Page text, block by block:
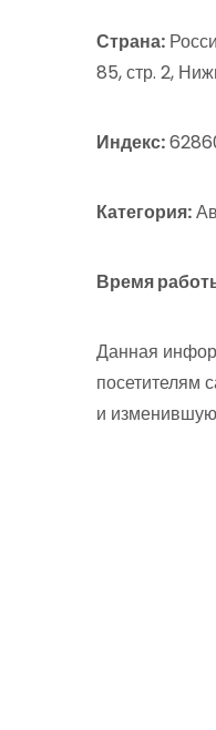
Страна:
85, стр. 2,
Индекс:
Категория:
Время
Данная
посетителям
и